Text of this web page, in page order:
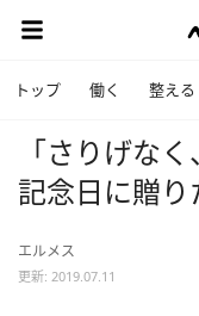
トップ 働く 整える
「さりげな
記念日に贈
エルメス
更新: 2019.07.11